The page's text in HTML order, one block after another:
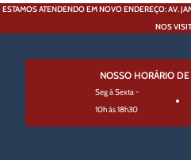
ESTAMOS ATENDENDO EM NOVO ENDEREÇO: AV.
NOS
NOSSO HORÁRIO
Seg à Sexta -
10h às 18h30